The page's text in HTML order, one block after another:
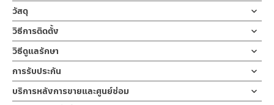
ก๊อกน้ำ ก๊อกน้ำอ่างล้างหน้า ก๊อกอ่างล้างมือ น้ำเย็น ชุบโครเมี่ยม
ออกแบบปากก๊อกให้ ก้านเปิด-ปิดแบบปัด ตัวล็อกใต้ก๊อกเป็นเกลียว
ทองเหลืองคุณภาพดี รับประกันวาล์วน้ำไม่รั่วซึม 10 ปี
ก๊อกน้ำล้างหน้า ก๊อกน้ำล้างมือแบบน้ำเย็น สีโครเมี่ยม ตัว เปิด-ปิด แบบ
ปัด ตัวก๊อกออกแบบให้ปากก๊อกทำองศาการปล่อยน้ำได้อย่างเหมาะสม
ทำให้น้ำออกตรงกลางอ่าง สะดวกในการชำระล้าง การเปิดน้ำออกแบบ
มือจับเป็นก้านปัด ทำให้สะดวกในการเปิด-ปิด การติดตั้งก็ง่ายด้วยตัว
วัสดุ
ตัวก๊อกน้ำ
ผลิตจากซิงค์ ชุบโครเมี่ยม
วิธีการติดตั้ง
ข้อแนะนำในการติดตั้ง
ฝักบัว และ ชุดสายฉีดชำระ
สำหรับการติดตั้งใหม่ ให้ไล่ฝุ่น เศษทราย เศษท่อ ออกจากท่อน้ำก่อนติด
ตั้งสินค้า โดยปล่อยน้ำให้ไหลออกจากท่อนาน 1 นาที เพื่อให้แรงน้ำพัด
พาเศษละอองต่างๆ ออกจากท่อน้ำ มิเช่นนั้นสิ่งสกปรกจะเข้าไปภายใน
วิธีดูแลรักษา
คำแนะนำในการดูแลรักษาผลิตภัณฑ์
1. ไม่ทำสินค้าให้เกิดความเสียหายอื่น ๆ นอกจากการใช้งานปกติ เช่นไม่
ทำตก ไม่งัดหรือโยกสินค้าแรงๆ
การรับประกัน
รับประกันไส้วาล์ว ไม่รั่วซึม 10 ปี
บริการหลังการขายและศูนย์ซ่อม